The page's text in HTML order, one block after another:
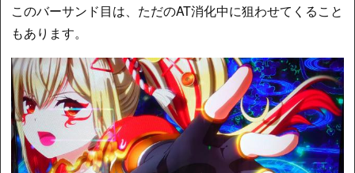
このバーサンド目は、ただのAT消化中に狙わせてくること
もあります。